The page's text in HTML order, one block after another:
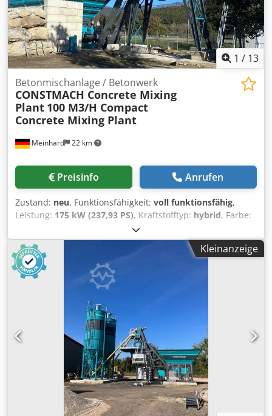
1 / 13
Meinhard 22 km
Betonmischanlage / Betonwerk
CONSTMACH Concrete Mixing
Plant 100 M3/H Compact
Concrete Mixing Plant
Preisinfo Anrufen
Zustand: neu, Funktionsfähigkeit: voll funktionsfähig,
Leistung: 175 kW (237,93 PS), Kraftstofftyp: hybrid, Farbe:
, Ausstattung:
Hydraulik, Kabine, Die vollautomatische
Betonmischanlage CONSTMACH Compact-100 ist eine
Hochleistungs-Produktionsanlage, die speziell für
Anwender konzipiert wurde, die maximale Effizienz bei
begrenzten Platzverhältnissen suchen. Trotz ihres
kompakten Designs erreicht dieses Modell eine
Produktionskapazität von 100 m³/h und bietet so die
Leistungsfähigkeit einer stationären Betonmischanlage in
einem portablen System. Das platzsparende Design
verschafft besonders bei städtischen Projekten und auf
beengten Flächen erhebliche Vorteile. Die
Zuschlagstoffbunker der Compact-100 können je nach
Projektanforderungen linear oder quadratisch ausgeführt
werden. So kann sich die Anlage optimal an
Kleinanzeige